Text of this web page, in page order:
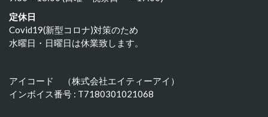
定休日
Covid19(新型コロナ)対策のため
水曜日・日曜日は休業致します。
アイコード （株式会社エイティーアイ）
インボイス番号 : T7180301021068